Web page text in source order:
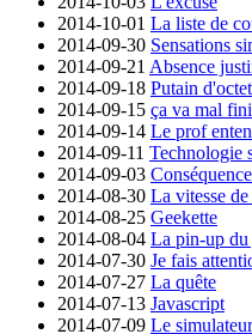
2014-10-01 La liste de
2014-09-30 Sensations
2014-09-21 Absence
2014-09-18 Putain d'octet
2014-09-15 ça va mal
2014-09-14 Le prof
2014-09-11 Technologie
2014-09-03
2014-08-30 La vitesse
2014-08-25 Geekette
2014-08-04 La pin-up
2014-07-30 Je fais
2014-07-27 La quête
2014-07-13 Javascript
2014-07-09 Le simulateur